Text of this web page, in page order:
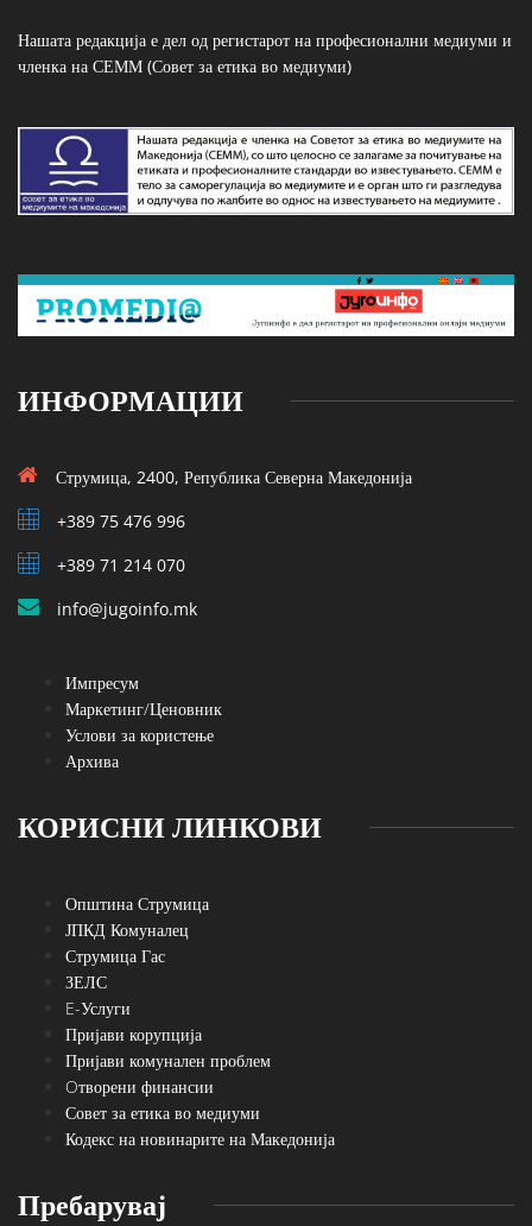
Нашата редакција е дел од регистарот на професионални медиуми и
членка на СЕММ (Совет за етика во медиуми)
ИНФОРМАЦИИ
Струмица, 2400, Република Северна Македонија
+389 75 476 996
+389 71 214 070
info@jugoinfo.mk
Импресум
Маркетинг/Ценовник
Услови за користење
Архива
КОРИСНИ ЛИНКОВИ
Општина Струмица
ЈПКД Комуналец
Струмица Гас
ЗЕЛС
E-Услуги
Пријави корупција
Пријави комунален проблем
Oтворени финансии
Совет за етика во медиуми
Кодекс на новинарите на Македонија
Пребарувај